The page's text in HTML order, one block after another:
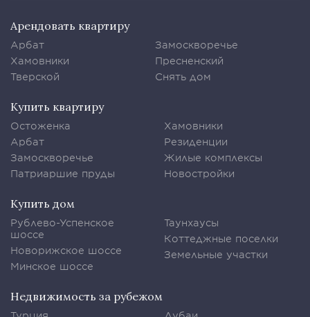
Арендовать квартиру
Арбат
Хамовники
Тверской
Замоскворечье
Пресненский
Снять дом
Купить квартиру
Остоженка
Арбат
Замоскворечье
Патриаршие пруды
Хамовники
Резиденции
Жилые комплексы
Новостройки
Купить дом
Рублево-Успенское
шоссе
Новорижское шоссе
Минское шоссе
Таунхаусы
Коттеджные поселки
Земельные участки
Недвижимость за рубежом